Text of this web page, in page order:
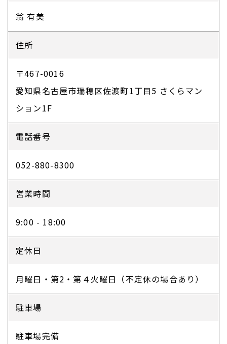
翁 有美
住所
〒467-0016
​​​​​​​愛知県名古屋市瑞穂区佐渡町1丁目5 さくらマン
ション1F
電話番号
052-880-8300
営業時間
9:00 - 18:00
定休日
月曜日・第2・第４火曜日（不定休の場合あり）
駐車場
駐車場完備